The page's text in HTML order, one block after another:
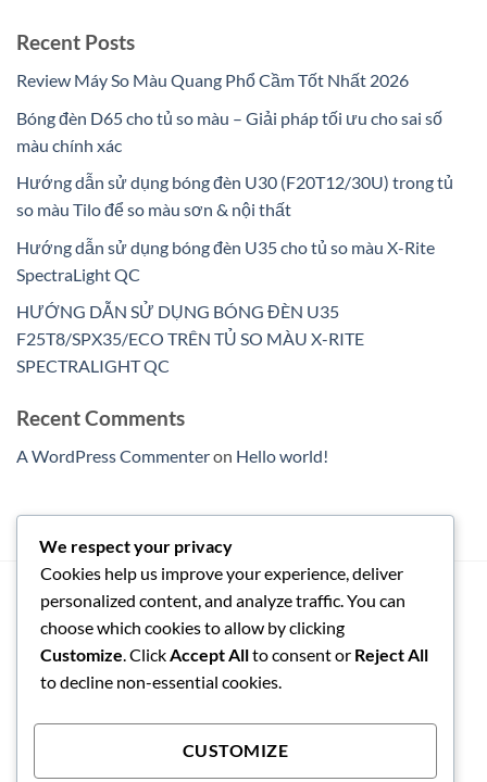
Recent Posts
Review Máy So Màu Quang Phổ Cầm Tốt Nhất 2026
Bóng đèn D65 cho tủ so màu – Giải pháp tối ưu cho sai số
màu chính xác
Hướng dẫn sử dụng bóng đèn U30 (F20T12/30U) trong tủ
so màu Tilo để so màu sơn & nội thất
Hướng dẫn sử dụng bóng đèn U35 cho tủ so màu X-Rite
SpectraLight QC
HƯỚNG DẪN SỬ DỤNG BÓNG ĐÈN U35
F25T8/SPX35/ECO TRÊN TỦ SO MÀU X-RITE
SPECTRALIGHT QC
Recent Comments
A WordPress Commenteron Hello world!
NGUYỄN ĐÌNH ANH
090 127 1494
congnghegiahuy@gmail.com
We respect your privacy
Cookies help us improve your experience, deliver
personalized content, and analyze traffic. You can
choose which cookies to allow by clicking
Customize. ClickAccept Allto consent or Reject All
to decline non-essential cookies.
CUSTOMIZE